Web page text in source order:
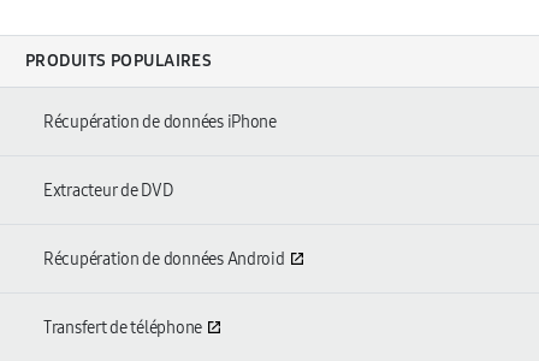
PRODUITS POPULAIRES
Récupération de données iPhone
Extracteur de DVD
Récupération de données Android
Transfert de téléphone